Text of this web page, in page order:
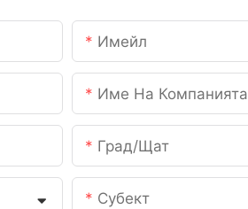
Имейл
Име На Компанията
Град/щат
Субект